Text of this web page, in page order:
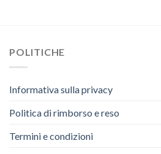
POLITICHE
Informativa sulla privacy
Politica di rimborso e reso
Termini e condizioni